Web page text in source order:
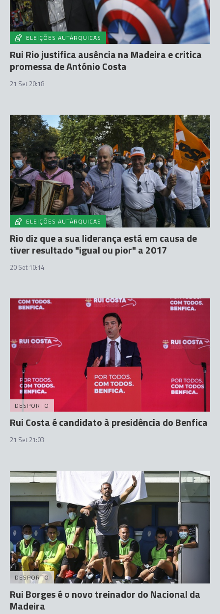
ELEIÇÕES AUTÁRQUICAS
Rui Rio justifica ausência na Madeira e critica
promessa de António Costa
21 Set 20:18
ELEIÇÕES AUTÁRQUICAS
Rio diz que a sua liderança está em causa de
tiver resultado "igual ou pior" a 2017
20 Set 10:14
DESPORTO
Rui Costa é candidato à presidência do Benfica
21 Set 21:03
DESPORTO
Rui Borges é o novo treinador do Nacional da
Madeira